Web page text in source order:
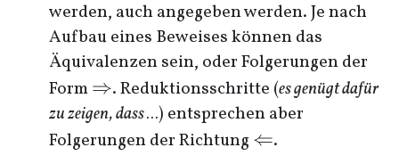
werden, auch angegeben werden. Je nach
Aufbau eines Beweises können das
Äquivalenzen sein, oder Folgerungen der
Form\Rightarrow
⇒. Reduktionsschritte (es genügt dafür
zu zeigen, dass …) entsprechen aber
Folgerungen der Richtung \Leftarrow
⇐.